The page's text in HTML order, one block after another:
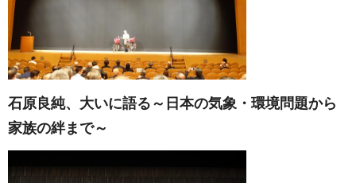
石原良純、大いに語る～日本の気象・環境問題から
家族の絆まで～